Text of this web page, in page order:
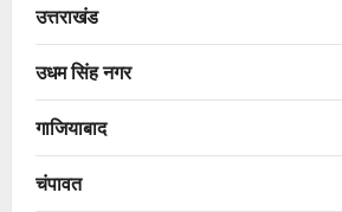
उत्तराखंड
उधम सिंह नगर
गाजियाबाद
चंपावत